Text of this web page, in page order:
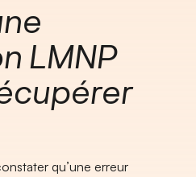
LMNP
qu’une erreur